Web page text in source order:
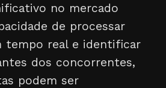
no mercado
de processar
tempo real e identificar
dos concorrentes,
podem ser